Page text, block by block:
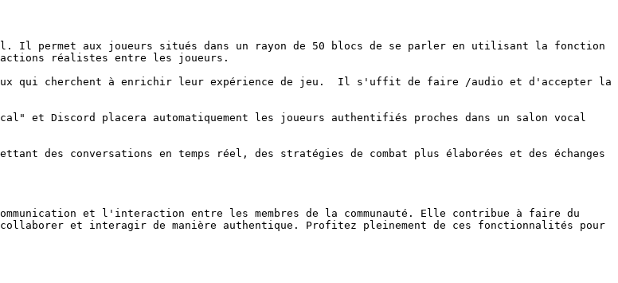
Il permet aux joueurs situés dans un rayon de 50 blocs de se parler en utilisant la fonction
réalistes entre les joueurs.
qui cherchent à enrichir leur expérience de jeu.  Il s'uffit de faire /audio et d'accepter la
et Discord placera automatiquement les joueurs authentifiés proches dans un salon vocal
des conversations en temps réel, des stratégies de combat plus élaborées et des échanges
et l'interaction entre les membres de la communauté. Elle contribue à faire du
collaborer et interagir de manière authentique. Profitez pleinement de ces fonctionnalités pour